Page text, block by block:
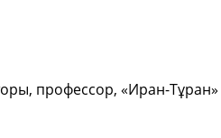
профессор, «Иран-Тұран»